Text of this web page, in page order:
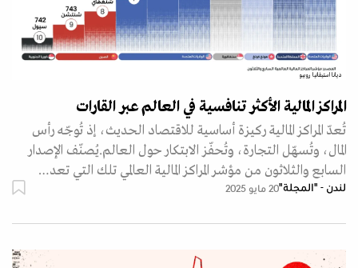
ديانا استيفانيا روبيو
المراكز المالية الأكثر تنافسية في العالم عبر القارات
تُعدّ المراكز المالية ركيزة أساسية للاقتصاد الحديث، إذ تُوجّه رأس
المال، وتُسهّل التجارة، وتُحفّز الابتكار حول العالم.يُصنّف الإصدار
السابع والثلاثون من مؤشر المراكز المالية العالمي تلك التي تعد…
لندن - "المجلة"20 مايو 2025